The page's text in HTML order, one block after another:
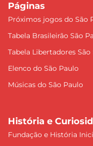
Páginas
Próximos jogos do São
Tabela Brasileirão São
Tabela Libertadores São
Elenco do São Paulo
Músicas do São Paulo
História e
Fundação e História